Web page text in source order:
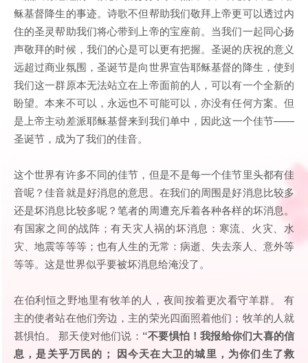
稣基督降生的事迹。诗歌不但帮助我们敬拜上帝更可以透过内
住的圣灵帮助我们将心带到上帝的宝座前。当我们一起同心扬
声敬拜的时候，我们的心是可以更有把握。圣诞的庆祝的意义
远超过商业氛围，圣诞节是向世界宣告耶稣基督的降生，使到
我们这一群原本无法站立在上帝面前的人，可以有一个全新的
盼望。本来不可以，永远也不可能可以，亦没有任何方案。但
是上帝主动差派耶稣基督来到我们单中，因此这一个佳节——
圣诞节，成为了我们的佳音。
这个世界有许多不同的佳节，但是不是每一个佳节里头都有佳
音呢？佳音就是好消息的意思。在我们的周围是好消息比较多
还是坏消息比较多呢？笔者的周遭充斥着各种各样的坏消息。
有国家之间的战阵；有天灾人祸的坏消息：寒流、火灾、水
灾、地震等等等；也有人生的无常：病逝、失去亲人、意外等
等等。这是世界似乎要被坏消息给淹没了。
在伯利恒之野地里有牧羊的人，夜间按着更次看守羊群。 有
主的使者站在他们旁边，主的荣光四面照着他们；牧羊的人就
甚惧怕。 那天使对他们说： “不要惧怕！我报给你们大喜的信
息，是关乎万民的； 因今天在大卫的城里，为你们生了救